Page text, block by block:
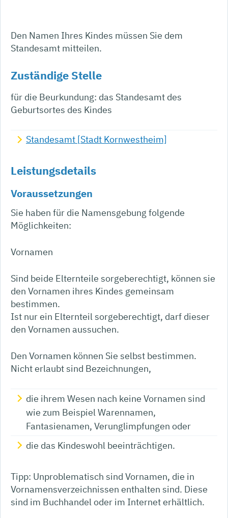
Den Namen Ihres Kindes müssen Sie dem
Standesamt mitteilen.
Zuständige Stelle
für die Beurkundung: das Standesamt des
Geburtsortes des Kindes
Standesamt [Stadt Kornwestheim]
Leistungsdetails
Voraussetzungen
Sie haben für die Namensgebung folgende
Möglichkeiten:
Vornamen
Sind beide Elternteile sorgeberechtigt, können sie
den Vornamen ihres Kindes gemeinsam
bestimmen.
Ist nur ein Elternteil sorgeberechtigt, darf dieser
den Vornamen aussuchen.
Den Vornamen können Sie selbst bestimmen.
Nicht erlaubt sind Bezeichnungen,
die ihrem Wesen nach keine Vornamen sind
wie zum Beispiel Warennamen,
Fantasienamen, Verunglimpfungen oder
die das Kindeswohl beeinträchtigen.
Tipp: Unproblematisch sind Vornamen, die in
Vornamensverzeichnissen enthalten sind. Diese
sind im Buchhandel oder im Internet erhältlich.